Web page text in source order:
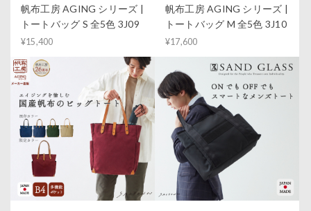
帆布工房 AGING シリーズ |
トートバッグ S 全5色 3J09
¥15,400
帆布工房 AGING シリーズ |
トートバッグ M 全5色 3J10
¥17,600